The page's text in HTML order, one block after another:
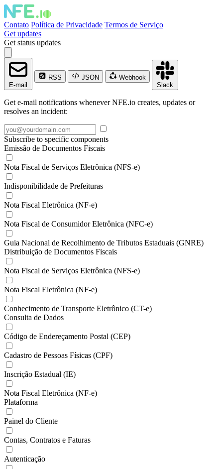
Contato Política de Privacidade Termos de Serviço
Get updates
Get status updates
E-mail
RSS JSON
Webhook
Slack
Get e-mail notifications whenever NFE.io creates, updates or
resolves an incident:
Subscribe to specific components
Emissão de Documentos Fiscais
Nota Fiscal de Serviços Eletrônica (NFS-e)
Indisponibilidade de Prefeituras
Nota Fiscal Eletrônica (NF-e)
Nota Fiscal de Consumidor Eletrônica (NFC-e)
Guia Nacional de Recolhimento de Tributos Estaduais (GNRE)
Distribuição de Documentos Fiscais
Nota Fiscal de Serviços Eletrônica (NFS-e)
Nota Fiscal Eletrônica (NF-e)
Conhecimento de Transporte Eletrônico (CT-e)
Consulta de Dados
Código de Endereçamento Postal (CEP)
Cadastro de Pessoas Físicas (CPF)
Inscrição Estadual (IE)
Nota Fiscal Eletrônica (NF-e)
Plataforma
Painel do Cliente
Contas, Contratos e Faturas
Autenticação